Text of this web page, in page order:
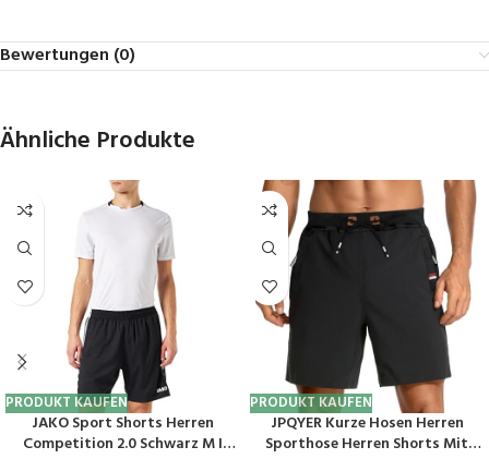
Bewertungen (0)
Ähnliche Produkte
PRODUKT KAUFEN
JAKO Sport Shorts Herren
Competition 2.0 Schwarz M I
PRODUKT KAUFEN
JPQYER Kurze Hosen Herren
Sporthose Herren Shorts Mit